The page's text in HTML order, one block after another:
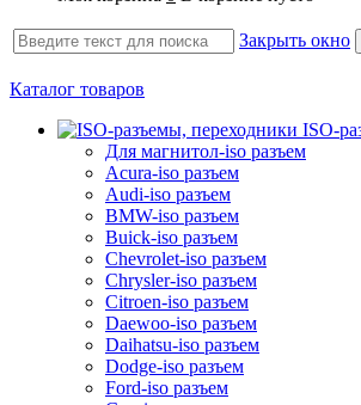
Закрыть окно
Каталог товаров
ISO-
Для магнитол-iso разъем
Acura-iso разъем
Audi-iso разъем
BMW-iso разъем
Buick-iso разъем
Chevrolet-iso разъем
Chrysler-iso разъем
Citroen-iso разъем
Daewoo-iso разъем
Daihatsu-iso разъем
Dodge-iso разъем
Ford-iso разъем